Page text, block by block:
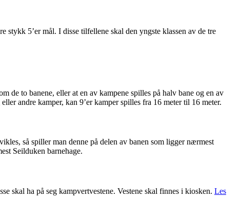
stykk 5’er mål. I disse tilfellene skal den yngste klassen av de tre
de to banene, eller at en av kampene spilles på halv bane og en av
andre kamper, kan 9’er kamper spilles fra 16 meter til 16 meter.
så spiller man denne på delen av banen som ligger nærmest
Seilduken barnehage.
skal ha på seg kampvertvestene. Vestene skal finnes i kiosken. Les